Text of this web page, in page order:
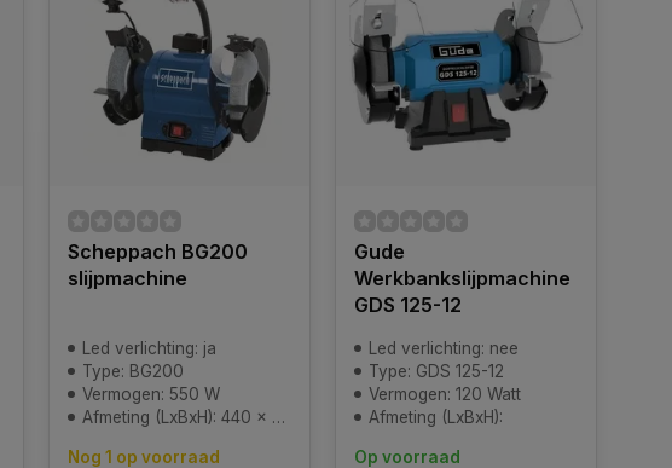
Scheppach BG200
slijpmachine
Led verlichting: ja
Type: BG200
Vermogen: 550 W
Afmeting (LxBxH): 440 x 280 x 340 mm
Nog 1 op voorraad
Gude
Werkbankslijpmachine
GDS 125-12
Led verlichting: nee
Type: GDS 125-12
Vermogen: 120 Watt
Afmeting (LxBxH):
Op voorraad